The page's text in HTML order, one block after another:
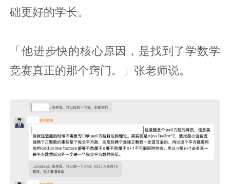
础更好的学长。
「他进步快的核心原因，是找到了学数学
竞赛真正的那个窍门。」张老师说。